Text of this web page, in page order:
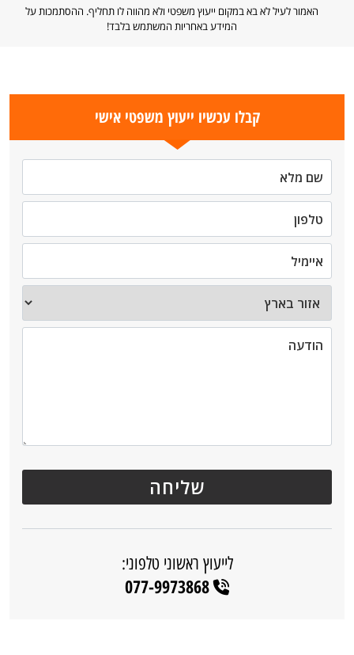
האמור לעיל לא בא במקום ייעוץ משפטי ולא מהווה לו תחליף. ההסתמכות על
המידע באחריות המשתמש בלבד!
קבלו עכשיו ייעוץ משפטי אישי
לייעוץ ראשוני טלפוני:
077-9973868